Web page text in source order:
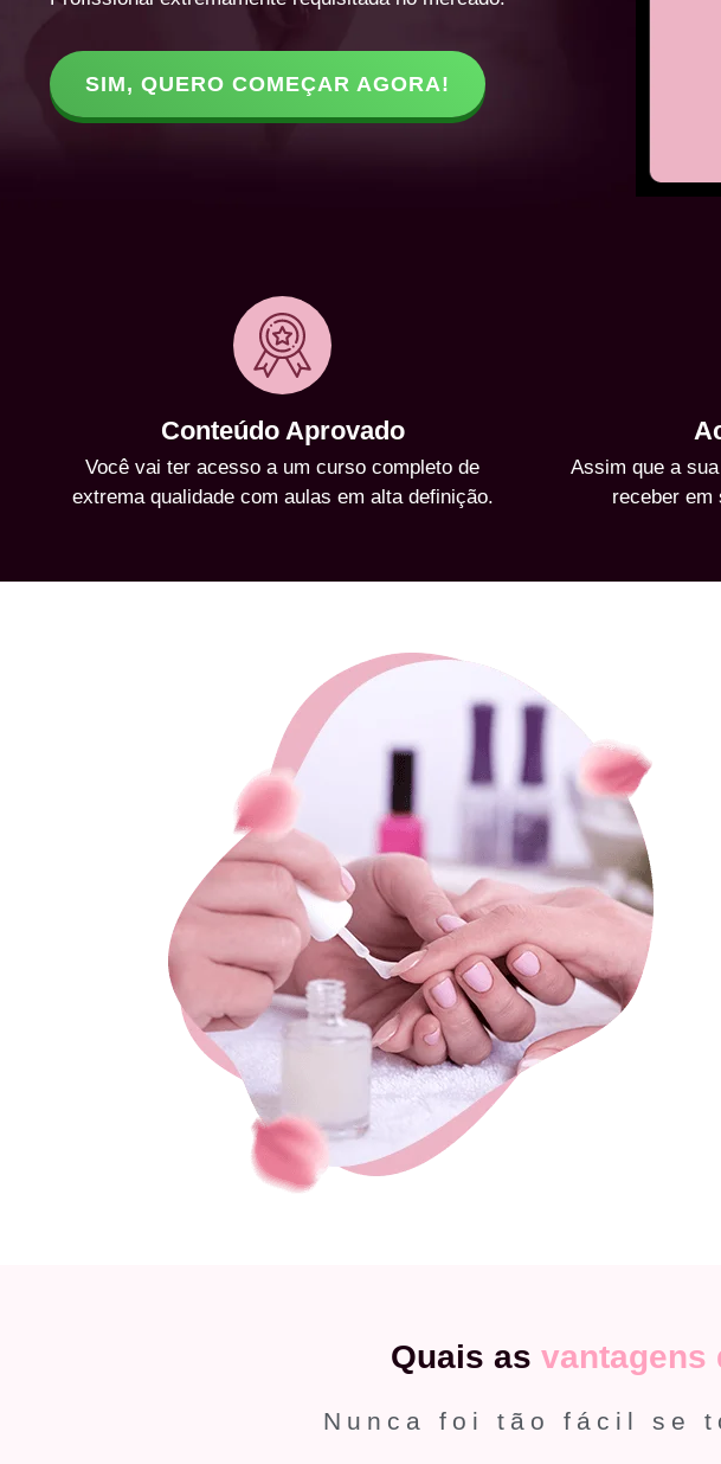
SIM, QUERO COMEÇAR AGORA!
Conteúdo Aprovado
Você vai ter acesso a um curso completo de
extrema qualidade com aulas em alta definição.
Assim que a
receber em
Quais as vantagens
Nunca foi tão fácil se